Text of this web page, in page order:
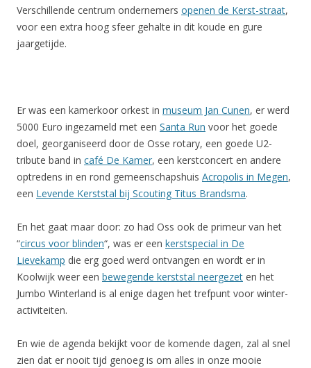
Verschillende centrum ondernemers openen de Kerst-straat,
voor een extra hoog sfeer gehalte in dit koude en gure
jaargetijde.
Er was een kamerkoor orkest in museum Jan Cunen, er werd
5000 Euro ingezameld met een Santa Run voor het goede
doel, georganiseerd door de Osse rotary, een goede U2-
tribute band in café De Kamer, een kerstconcert en andere
optredens in en rond gemeenschapshuis Acropolis in Megen,
een Levende Kerststal bij Scouting Titus Brandsma.
En het gaat maar door: zo had Oss ook de primeur van het
“circus voor blinden“, was er een kerstspecial in De
Lievekamp die erg goed werd ontvangen en wordt er in
Koolwijk weer een bewegende kerststal neergezet en het
Jumbo Winterland is al enige dagen het trefpunt voor winter-
activiteiten.
En wie de agenda bekijkt voor de komende dagen, zal al snel
zien dat er nooit tijd genoeg is om alles in onze mooie